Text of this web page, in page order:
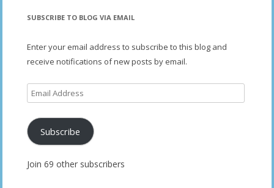
SUBSCRIBE TO BLOG VIA EMAIL
Enter your email address to subscribe to this blog and
receive notifications of new posts by email.
Email
Address
Subscribe
Join 69 other subscribers